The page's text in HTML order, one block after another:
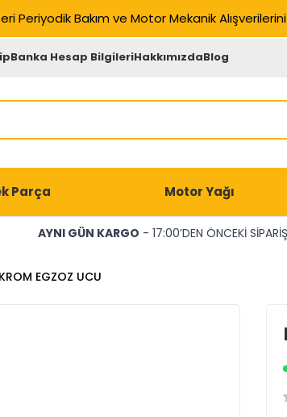
Periyodik Bakım ve Motor Mekanik
Banka Hesap BilgileriHakkımızdaBlog
Parça Motor Yağı
AYNI GÜN KARGO - 17:00’DEN ÖNCEKİ
EGZOZ UCU